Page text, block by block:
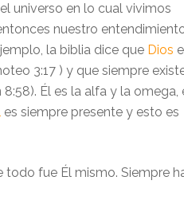
universo en lo cual vivimos
nuestro
la biblia dice que Dios
3:17 ) y que siempre
Él es la alfa y la omega,
es siempre presente y esto es
todo fue Él mismo. Siempre